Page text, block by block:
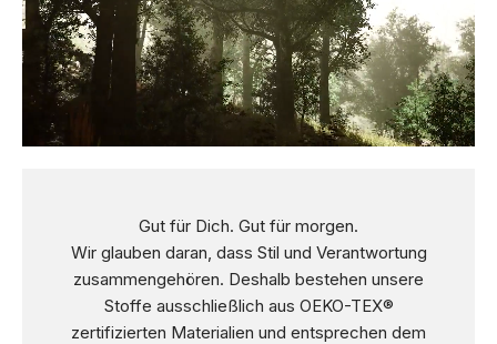
Gut für Dich. Gut für morgen.
Wir glauben daran, dass Stil und Verantwortung
zusammengehören. Deshalb bestehen unsere
Stoffe ausschließlich aus OEKO-TEX®
zertifizierten Materialien und entsprechen dem